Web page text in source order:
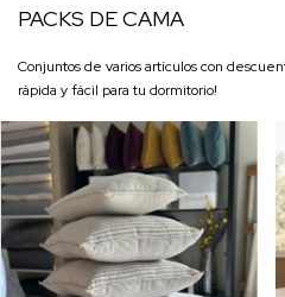
PACKS DE CAMA
Conjuntos de varios artículos con
rápida y fácil para tu dormitorio!